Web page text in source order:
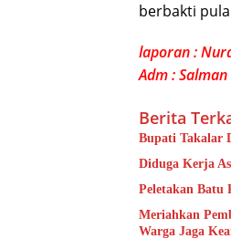
berbakti
laporan :
Adm : Salman
Berita
Bupati Takalar
Diduga Kerja
Peletakan Batu
Meriahkan
Warga Jaga